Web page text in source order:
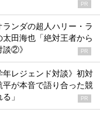
PR
ンダの超人ハリー・ラ
田海也「絶対王者から
談②》
PR
年レジェンド対談》初対
が本音で語り合った競
」
PR